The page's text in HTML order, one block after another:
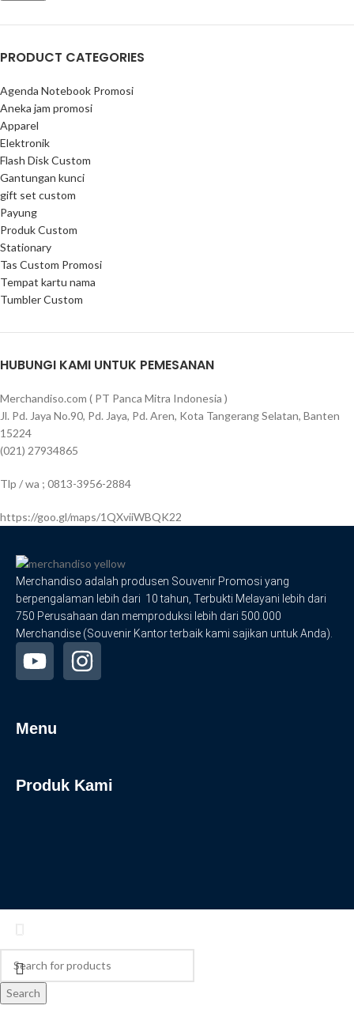
PRODUCT CATEGORIES
Agenda Notebook Promosi
Aneka jam promosi
Apparel
Elektronik
Flash Disk Custom
Gantungan kunci
gift set custom
Payung
Produk Custom
Stationary
Tas Custom Promosi
Tempat kartu nama
Tumbler Custom
HUBUNGI KAMI UNTUK PEMESANAN
Merchandiso.com ( PT Panca Mitra Indonesia )
Jl. Pd. Jaya No.90, Pd. Jaya, Pd. Aren, Kota Tangerang Selatan, Banten
15224
(021) 27934865
Tlp / wa ; 0813-3956-2884
https://goo.gl/maps/1QXviiWBQK22
Merchandiso adalah produsen Souvenir Promosi yang
berpengalaman lebih dari 10 tahun, Terbukti Melayani lebih dari
750 Perusahaan dan memproduksi lebih dari 500.000
Merchandise (Souvenir Kantor terbaik kami sajikan untuk Anda).
Menu
Produk Kami
Search